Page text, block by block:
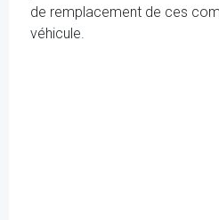
de remplacement de ces
véhicule.